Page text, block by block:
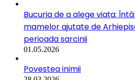
Bucuria de a alege viața:
mamelor ajutate de
perioada sarcinii
01.05.2026
Povestea inimii